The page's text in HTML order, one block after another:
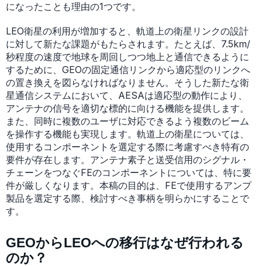
になったことも理由の1つです。
LEO衛星の利用が増加すると、軌道上の衛星リンクの設計
に対して新たな課題がもたらされます。たとえば、7.5km/
秒程度の速度で地球を周回しつつ地上と通信できるように
するために、GEOの固定通信リンクから適応型のリンクへ
の置き換えを図らなければなりません。そうした新たな衛
星通信システムにおいて、AESAは適応型の動作により、
アンテナの信号を適切な標的に向ける機能を提供します。
また、同時に複数のユーザに対応できるよう複数のビーム
を操作する機能も実現します。軌道上の衛星については、
使用するコンポーネントを選定する際に考慮すべき特有の
要件が存在します。アンテナ素子と送受信用のシグナル・
チェーンをつなぐFEのコンポーネントについては、特に要
件が厳しくなります。本稿の目的は、FEで使用するアンプ
製品を選定する際、検討すべき事柄を明らかにすることで
す。
GEOからLEOへの移行はなぜ行われる
のか？